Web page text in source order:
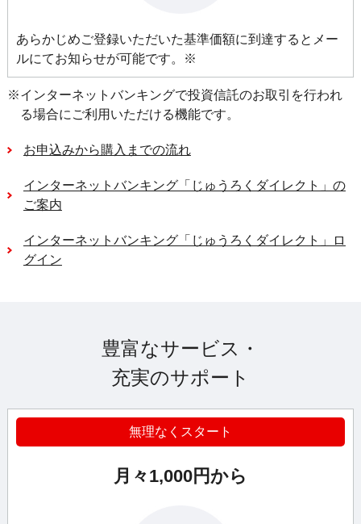
あらかじめご登録いただいた基準価額に到達するとメー
ルにてお知らせが可能です。※
※インターネットバンキングで投資信託のお取引を行われ
る場合にご利用いただける機能です。
お申込みから購入までの流れ
インターネットバンキング「じゅうろくダイレクト」の
ご案内
インターネットバンキング「じゅうろくダイレクト」ロ
グイン
豊富なサービス・
充実のサポート
無理なくスタート
月々1,000円から